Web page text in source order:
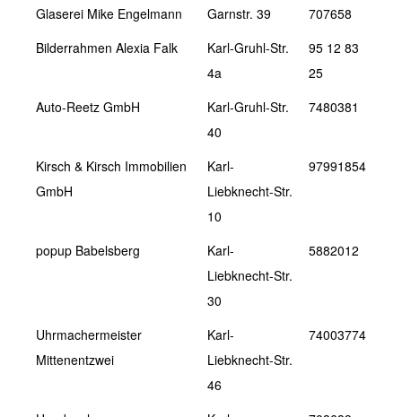
Glaserei Mike Engelmann
Garnstr. 39
707658
Bilderrahmen Alexia Falk
Karl-Gruhl-Str.
4a
95 12 83
25
Auto-Reetz GmbH
Karl-Gruhl-Str.
40
7480381
Kirsch & Kirsch Immobilien
GmbH
Karl-
Liebknecht-Str.
10
97991854
popup Babelsberg
Karl-
Liebknecht-Str.
30
5882012
Uhrmachermeister
Mittenentzwei
Karl-
Liebknecht-Str.
46
74003774